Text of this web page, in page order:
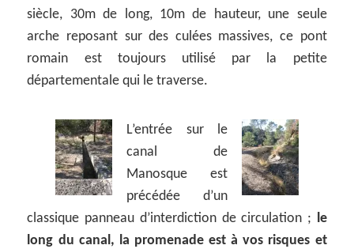
siècle, 30m de long, 10m de hauteur, une seule
arche reposant sur des culées massives, ce pont
romain est toujours utilisé par la petite
départementale qui le traverse.
L’entrée sur le
canal de
Manosque est
précédée d’un
classique panneau d’interdiction de circulation ;
le
long du canal, la promenade est à vos risques et